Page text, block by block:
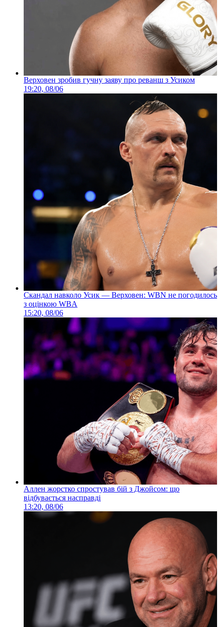
Верховен зробив гучну заяву про реванш з Усиком
19:20, 08/06
Скандал навколо Усик — Верховен: WBN не погодилось
з оцінкою WBA
15:20, 08/06
Аллен жорстко спростував бій з Джойсом: що
відбувається насправді
13:20, 08/06